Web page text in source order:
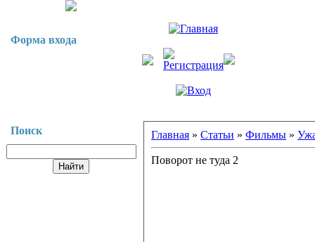
Форма входа
Поиск Главная » Статьи » Фильмы »
Поворот не туда 2